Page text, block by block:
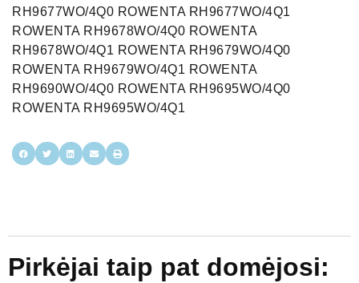
RH9677WO/4Q0 ROWENTA RH9677WO/4Q1
ROWENTA RH9678WO/4Q0 ROWENTA
RH9678WO/4Q1 ROWENTA RH9679WO/4Q0
ROWENTA RH9679WO/4Q1 ROWENTA
RH9690WO/4Q0 ROWENTA RH9695WO/4Q0
ROWENTA RH9695WO/4Q1
Pirkėjai taip pat domėjosi: